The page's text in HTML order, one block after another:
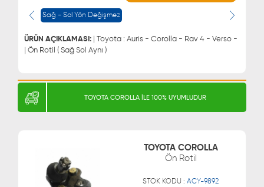
Sağ - Sol Yön Değişmez
ÜRÜN AÇIKLAMASI: | Toyota : Auris - Corolla - Rav 4 - Verso -
| Ön Rotil ( Sağ Sol Aynı )
0543 329 21 66
0543 329 21 55
MÜŞTERİ HİZMETLERİ
TOYOTA COROLLA İLE 100% UYUMLUDUR
TOYOTA COROLLA
Ön Rotil
STOK KODU :ACY-9892